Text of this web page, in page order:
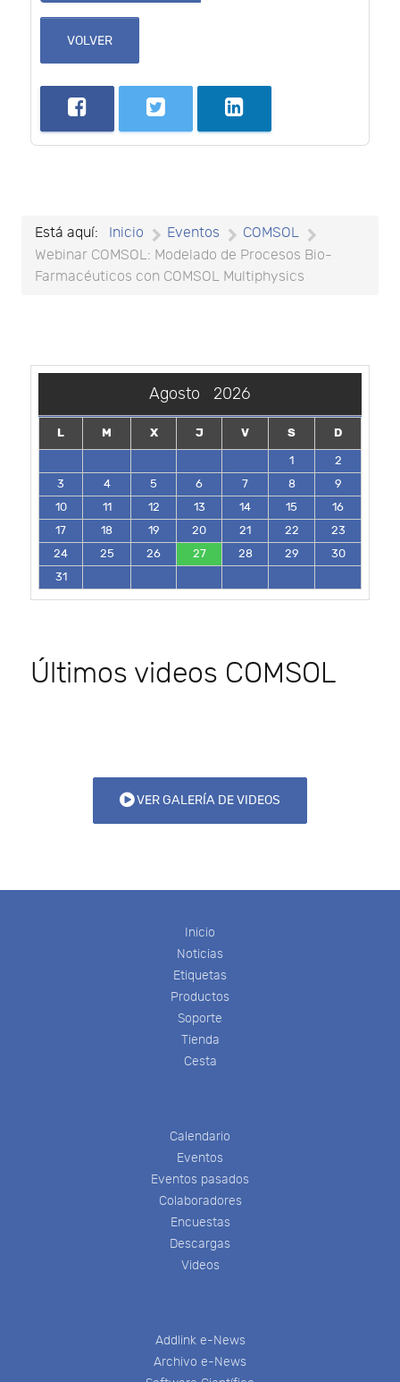
VOLVER
Está aquí: Inicio Eventos
COMSOL
Webinar COMSOL: Modelado de Procesos Bio-
Farmacéuticos con COMSOL Multiphysics
Agosto 2026
L M X J V S
D
1
2
3
4 5 6 7 8
9
10
11 12 13 14 15
16
17
18 19 20 21 22
23
24
25 26 27 28 29
30
31
Últimos videos COMSOL
VER GALERÍA DE VIDEOS
Inicio
Noticias
Etiquetas
Productos
Soporte
Tienda
Cesta
Calendario
Eventos
Eventos pasados
Colaboradores
Encuestas
Descargas
Videos
Addlink e-News
Archivo e-News